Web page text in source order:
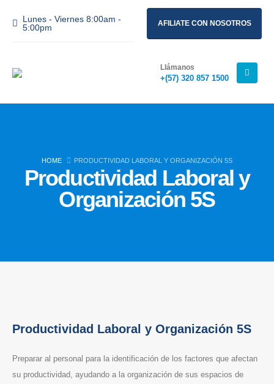
Lunes - Viernes 8:00am -
5:00pm
AFILIATE CON NOSOTROS
Llámanos
+(57) 320 857 1500
HOME PRODUCTIVIDAD LABORAL Y ORGANIZACIÓN 5S
Productividad Laboral y
Organización 5S
Productividad Laboral y Organización 5S
Preparar al personal para la identificación de los factores que afectan
su productividad, ayudando a la organización de sus espacios de